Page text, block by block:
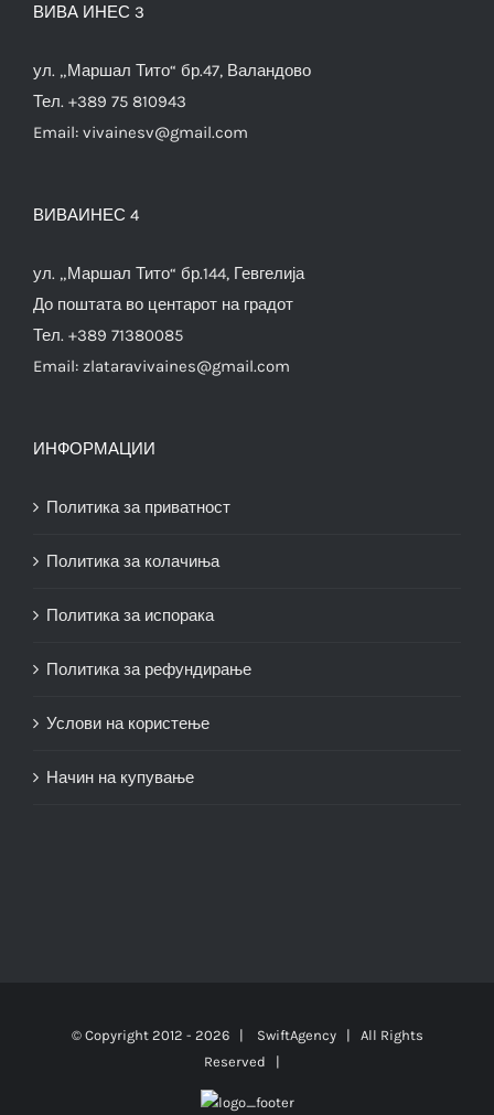
ВИВА ИНЕС 3
ул. „Маршал Тито“ бр.47, Валандово
Тел. +389 75 810943
Email: vivainesv@gmail.com
ВИВАИНЕС 4
ул. „Маршал Тито“ бр.144, Гевгелија
До поштата во центарот на градот
Тел. +389 71380085
Email: zlataravivaines@gmail.com
ИНФОРМАЦИИ
Политика за приватност
Политика за колачиња
Политика за испорака
Политика за рефундирање
Услови на користење
Начин на купување
© Copyright 2012 - 2026 | SwiftAgency| All Rights
Reserved |